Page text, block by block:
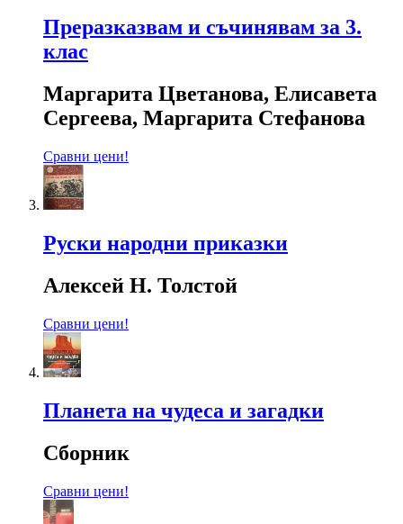
Преразказвам и съчинявам за 3.
клас
Маргарита Цветанова, Елисавета
Сергеева, Маргарита Стефанова
Сравни цени!
Руски народни приказки
Алексей Н. Толстой
Сравни цени!
Планета на чудеса и загадки
Сборник
Сравни цени!